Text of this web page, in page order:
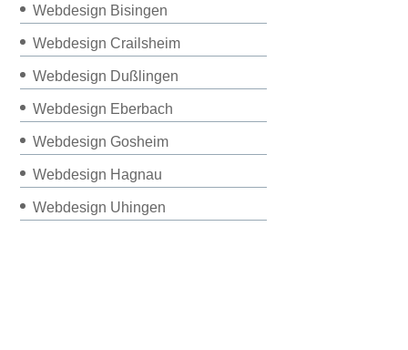
Webdesign Bisingen
Webdesign Crailsheim
Webdesign Dußlingen
Webdesign Eberbach
Webdesign Gosheim
Webdesign Hagnau
Webdesign Uhingen